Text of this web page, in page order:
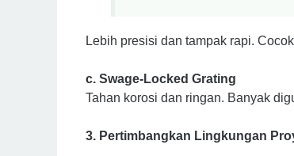
Lebih presisi dan tampak rapi.
c. Swage-Locked Grating
Tahan korosi dan ringan. Banyak
3. Pertimbangkan Lingkungan